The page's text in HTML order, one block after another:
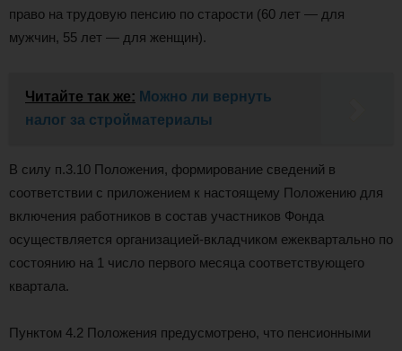
право на трудовую пенсию по старости (60 лет — для
мужчин, 55 лет — для женщин).
Читайте так же: Можно ли вернуть
налог за стройматериалы
В силу п.3.10 Положения, формирование сведений в
соответствии с приложением к настоящему Положению для
включения работников в состав участников Фонда
осуществляется организацией-вкладчиком ежеквартально по
состоянию на 1 число первого месяца соответствующего
квартала.
Пунктом 4.2 Положения предусмотрено, что пенсионными